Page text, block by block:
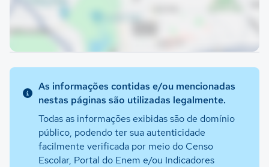
As informações contidas e/ou mencionadas
nestas páginas são utilizadas legalmente.
Todas as informações exibidas são de domínio
público, podendo ter sua autenticidade
facilmente verificada por meio do Censo
Escolar, Portal do Enem e/ou Indicadores